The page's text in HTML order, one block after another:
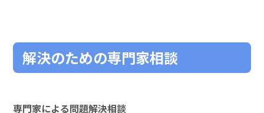
解決のための専門家相談
専門家による問題解決相談